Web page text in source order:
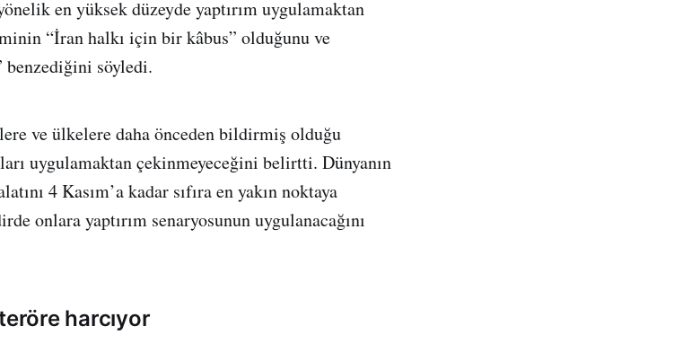
en yüksek düzeyde yaptırım uygulamaktan
“İran halkı için bir kâbus” olduğunu ve
benzediğini söyledi.
ve ülkelere daha önceden bildirmiş olduğu
uygulamaktan çekinmeyeceğini belirtti. Dünyanın
4 Kasım’a kadar sıfıra en yakın noktaya
onlara yaptırım senaryosunun uygulanacağını
harcıyor